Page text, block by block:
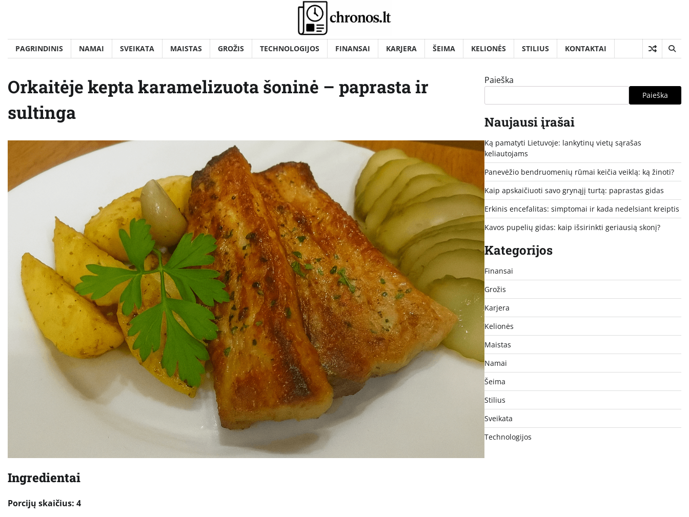
PAGRINDINIS NAMAI SVEIKATA MAISTAS GROŽIS TECHNOLOGIJOS FINANSAI KARJERA ŠEIMA KELIONĖS STILIUS KONTAKTAI
Orkaitėje kepta karamelizuota šoninė – paprasta ir
sultinga
Ingredientai
Porcijų skaičius: 4
Paieška
Paieška
Naujausi įrašai
Ką pamatyti Lietuvoje: lankytinų vietų sąrašas
keliautojams
Panevėžio bendruomenių rūmai keičia veiklą: ką žinoti?
Kaip apskaičiuoti savo grynąjį turtą: paprastas gidas
Erkinis encefalitas: simptomai ir kada nedelsiant kreiptis
Kavos pupelių gidas: kaip išsirinkti geriausią skonį?
Kategorijos
Finansai
Grožis
Karjera
Kelionės
Maistas
Namai
Šeima
Stilius
Sveikata
Technologijos